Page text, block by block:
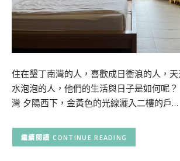
住在墾丁南灣的人，喜歡成日衝浪的人，
水泡泡的人，他們的生活與日子是如何呢
灣 夕陽西下，金黃色的光線灑入二樓的戶…
CONTINUE READING